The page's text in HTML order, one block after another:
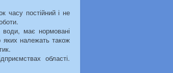
часу постійний і не
води, має нормовані
яких належать також
області.